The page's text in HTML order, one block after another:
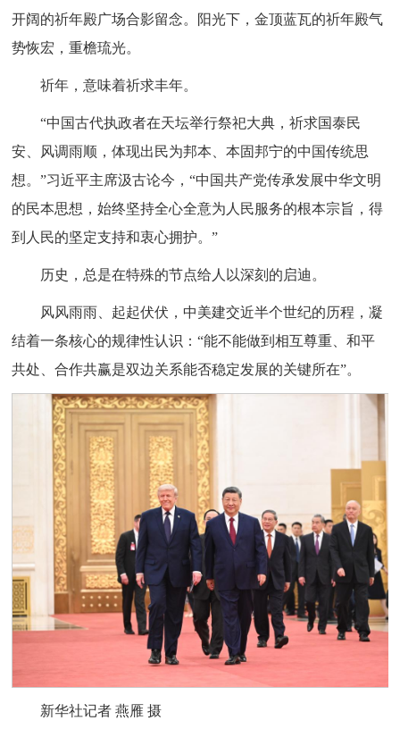
开阔的祈年殿广场合影留念。阳光下，金顶蓝瓦的祈年殿气
势恢宏，重檐琉光。
祈年，意味着祈求丰年。
“中国古代执政者在天坛举行祭祀大典，祈求国泰民
安、风调雨顺，体现出民为邦本、本固邦宁的中国传统思
想。”习近平主席汲古论今，“中国共产党传承发展中华文明
的民本思想，始终坚持全心全意为人民服务的根本宗旨，得
到人民的坚定支持和衷心拥护。”
历史，总是在特殊的节点给人以深刻的启迪。
风风雨雨、起起伏伏，中美建交近半个世纪的历程，凝
结着一条核心的规律性认识：“能不能做到相互尊重、和平
共处、合作共赢是双边关系能否稳定发展的关键所在”。
新华社记者 燕雁 摄